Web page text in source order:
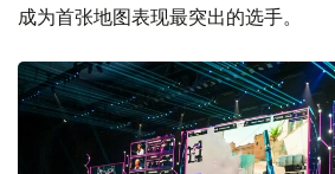
成为首张地图表现最突出的选手。